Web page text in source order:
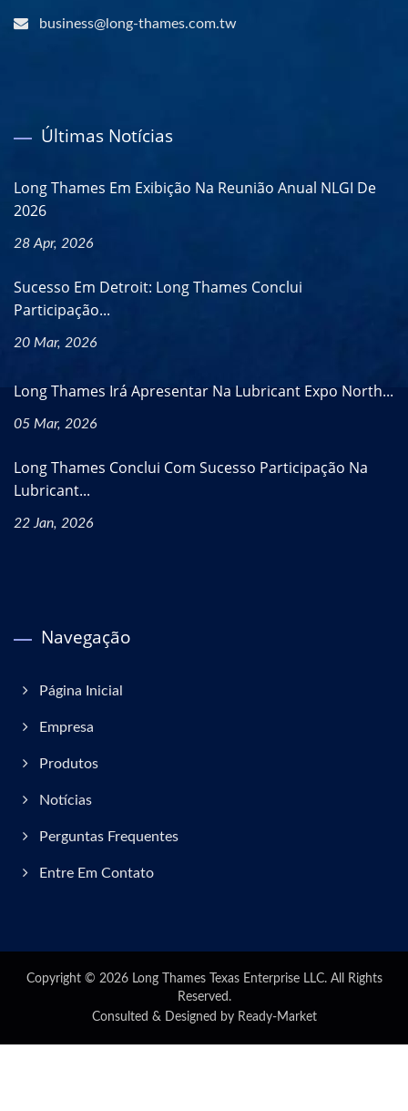
business@long-thames.com.tw
Últimas Notícias
Long Thames Em Exibição Na Reunião Anual NLGI De
2026
28 Apr, 2026
Sucesso Em Detroit: Long Thames Conclui
Participação...
20 Mar, 2026
Long Thames Irá Apresentar Na Lubricant Expo North...
05 Mar, 2026
Long Thames Conclui Com Sucesso Participação Na
Lubricant...
22 Jan, 2026
Navegação
Página Inicial
Empresa
Produtos
Notícias
Perguntas Frequentes
Entre Em Contato
Copyright © 2026 Long Thames Texas Enterprise LLC.All Rights
Reserved.
Consulted & Designed by Ready-Market